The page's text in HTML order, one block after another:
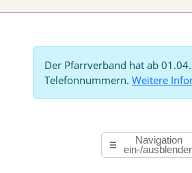
Der Pfarrverband hat ab
Telefonnummern. Weitere
Navigation
ein-/